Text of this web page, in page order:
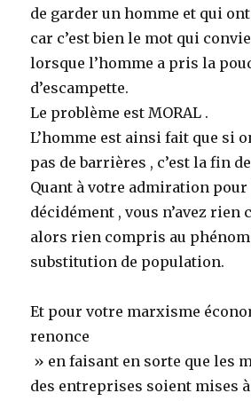
de garder un homme et qui
car c’est bien le mot qui
lorsque l’homme a pris la
d’escampette.
Le problème est MORAL .
L’homme est ainsi fait que si
pas de barrières , c’est la fin
Quant à votre admiration pour
décidément , vous n’avez rien
alors rien compris au
substitution de population.
Et pour votre marxisme
renonce
» en faisant en sorte que les
des entreprises soient mises